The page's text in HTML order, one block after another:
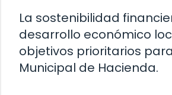
La sostenibilidad
desarrollo económico
objetivos prioritarios
Municipal de Hacienda.